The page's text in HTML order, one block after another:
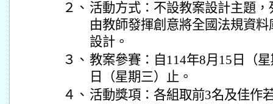
２、 活動方式：不設教案設計主題
由教師發揮創意將全國法規資
設計。
３、 教案參賽：自114年8月15日（
日（星期三）止。
４、 活動獎項：各組取前3名及佳作